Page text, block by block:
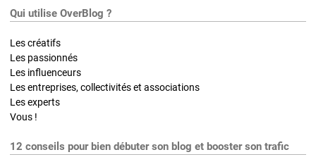
Qui utilise OverBlog ?
Les créatifs
Les passionnés
Les influenceurs
Les entreprises, collectivités et associations
Les experts
Vous !
12 conseils pour bien débuter son blog et booster son trafic